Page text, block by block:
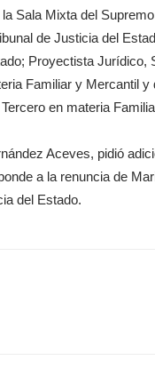
Sala Mixta del
de Justicia del
Proyectista Jurídico,
Familiar y Mercantil
en materia
Aceves, pidió
a la renuncia de
del Estado.